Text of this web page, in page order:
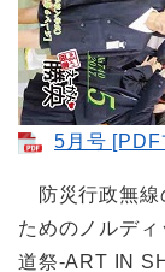
5月号 [PDF
防災行政無線
ためのノルデ
道祭-ART IN